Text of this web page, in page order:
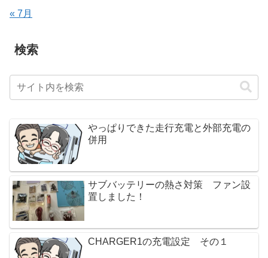
« 7月
検索
やっぱりできた走行充電と外部充電の
併用
サブバッテリーの熱さ対策 ファン設
置しました！
CHARGER1の充電設定 その１